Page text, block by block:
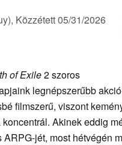
Közzétett05/31/2026
of Exile2 szoros
legnépszerűbb
filmszerű, viszont
Akinek eddig
jét, most hétvégén